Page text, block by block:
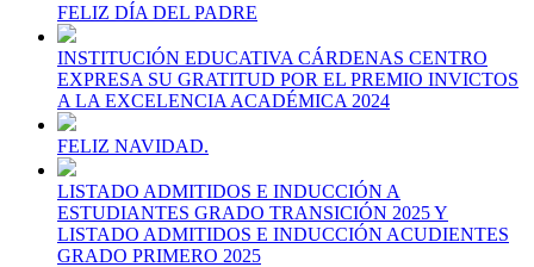
FELIZ DÍA DEL PADRE
INSTITUCIÓN EDUCATIVA CÁRDENAS CENTRO
EXPRESA SU GRATITUD POR EL PREMIO INVICTOS
A LA EXCELENCIA ACADÉMICA 2024
FELIZ NAVIDAD.
LISTADO ADMITIDOS E INDUCCIÓN A
ESTUDIANTES GRADO TRANSICIÓN 2025 Y
LISTADO ADMITIDOS E INDUCCIÓN ACUDIENTES
GRADO PRIMERO 2025